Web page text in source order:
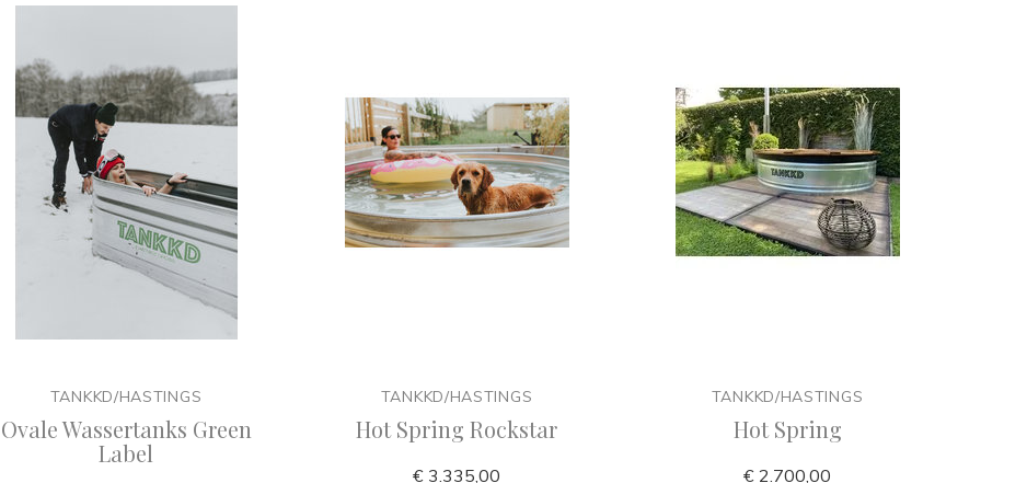
TANKKD/HASTINGS
Ovale Wassertanks Green
Label
TANKKD/HASTINGS
Hot Spring Rockstar
€ 3.335,00
TANKKD/HASTINGS
Hot Spring
€ 2.700,00